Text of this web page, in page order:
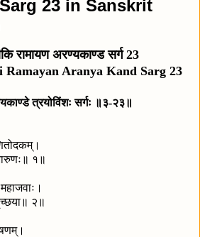
23 in Sanskrit
रामायण अरण्यकाण्ड सर्ग 23
Aranya Kand Sarg 23
त्रयोविंशः सर्गः ॥३-२३॥
१॥
२॥